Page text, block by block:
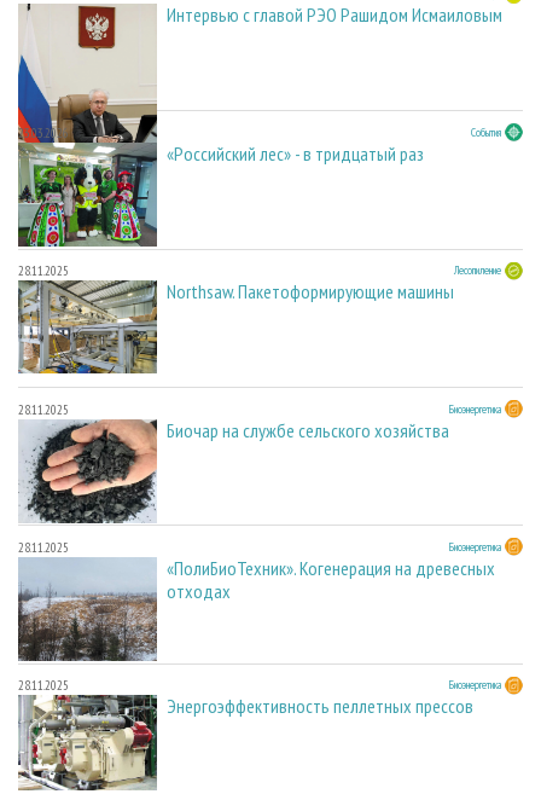
Интервью с главой РЭО Рашидом Исмаиловым
23.03.2026 События
«Российский лес» - в тридцатый раз
28.11.2025 Лесопиление
Northsaw. Пакетоформирующие машины
28.11.2025 Биоэнергетика
Биочар на службе сельского хозяйства
28.11.2025 Биоэнергетика
«ПолиБиоТехник». Когенерация на древесных
отходах
28.11.2025 Биоэнергетика
Энергоэффективность пеллетных прессов